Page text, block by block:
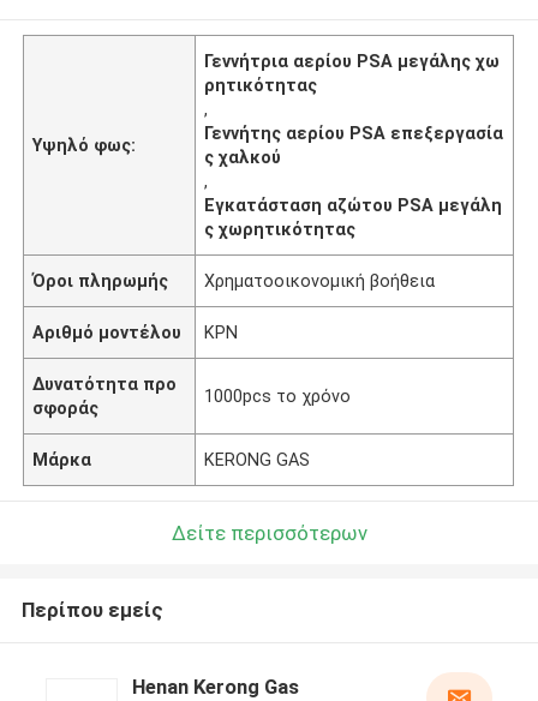
Υψηλό φως:
Γεννήτρια αερίου PSA μεγάλης χω
ρητικότητας
,
Γεννήτης αερίου PSA επεξεργασία
ς χαλκού
,
Εγκατάσταση αζώτου PSA μεγάλη
ς χωρητικότητας
Όροι πληρωμής Χρηματοοικονομική βοήθεια
Αριθμό μοντέλου ΚΡΝ
Δυνατότητα προ
σφοράς
1000pcs το χρόνο
Μάρκα KERONG GAS
Δείτε περισσότερων
Περίπου εμείς
Henan Kerong Gas